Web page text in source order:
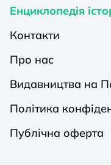
Енциклопедія
Контакти
Про нас
Видавництва на
Політика
Публічна оферта